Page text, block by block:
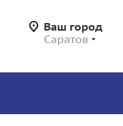
Ваш город
Саратов